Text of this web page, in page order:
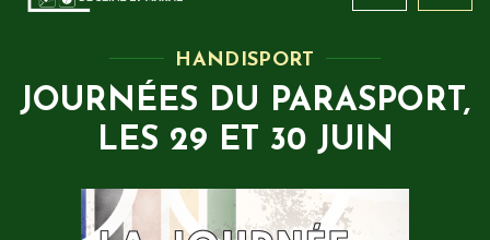
HANDISPORT
JOURNÉES DU PARASPORT,
LES 29 ET 30 JUIN